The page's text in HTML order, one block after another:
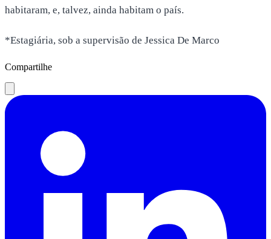
habitaram, e, talvez, ainda habitam o país.
*Estagiária, sob a supervisão de Jessica De Marco
Compartilhe